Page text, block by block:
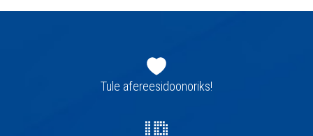
navigatsioonTule afereesidoonoriks!